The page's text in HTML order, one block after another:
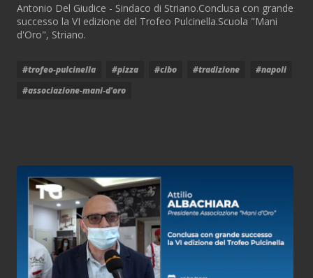
Antonio Del Giudice - Sindaco di Striano.Conclusa con grande
successo la VI edizione del Trofeo Pulcinella.Scuola "Mani
d'Oro", Striano.
#trofeo-pulcinella #pizza #cibo #tradizione
#napoli
#associazione-mani-d'oro